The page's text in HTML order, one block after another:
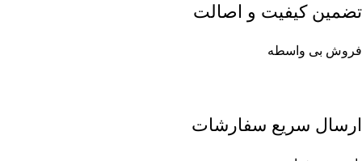
تضمین کیفیت و اصالت
فروش بی واسطه
ارسال سریع سفارشات